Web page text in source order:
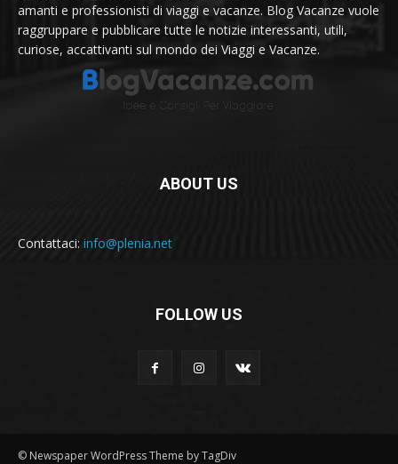
amanti e professionisti di viaggi e vacanze. Blog Vacanze vuole
raggruppare e pubblicare tutte le notizie interessanti, utili,
curiose, accattivanti sul mondo dei Viaggi e Vacanze.
ABOUT US
Contattaci: info@plenia.net
FOLLOW US
© Newspaper WordPress Theme by TagDiv